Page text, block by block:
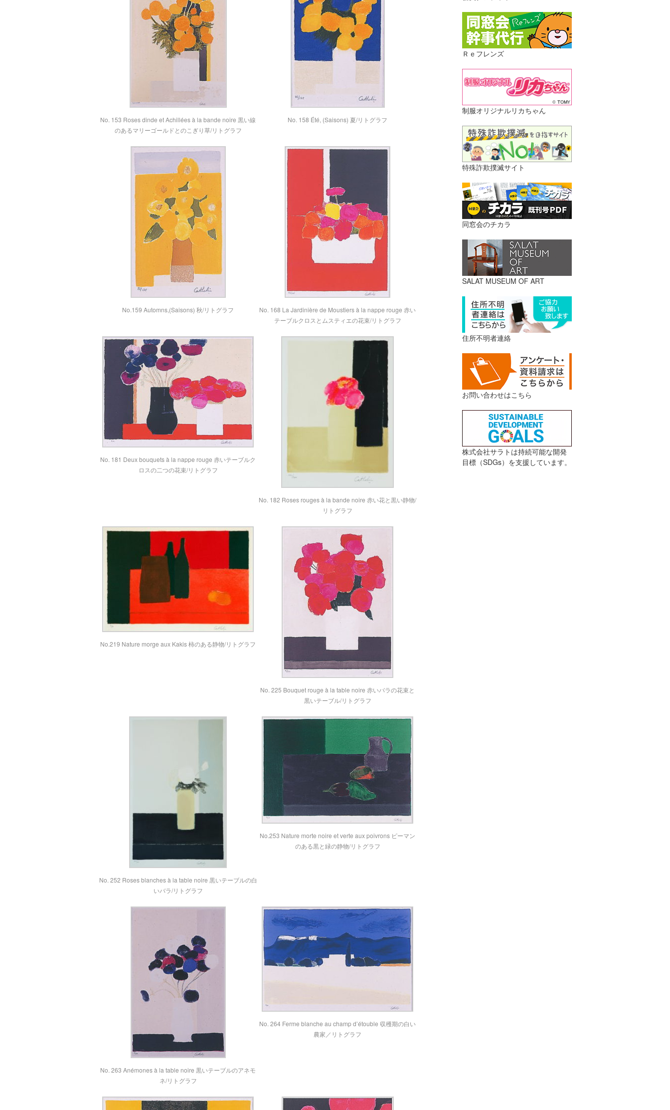
No. 153 Roses dinde et Achillées à la bande noire 黒い線
のあるマリーゴールドとのこぎり草/リトグラフ
No. 158 Été, (Saisons) 夏/リトグラフ
No.159 Automns,(Saisons) 秋/リトグラフ
No. 168 La Jardinière de Moustiers à la nappe rouge 赤い
テーブルクロスとムスティエの花束/リトグラフ
No. 181 Deux bouquets à la nappe rouge 赤いテーブルク
ロスの二つの花束/リトグラフ
No. 182 Roses rouges à la bande noire 赤い花と黒い静物/
リトグラフ
No.219 Nature morge aux Kakis 柿のある静物/リトグラフ
No. 225 Bouquet rouge à la table noire 赤いバラの花束と
黒いテーブル/リトグラフ
No. 252 Roses blanches à la table noire 黒いテーブルの白
いバラ/リトグラフ
No.253 Nature morte noire et verte aux poivrons ピーマン
のある黒と緑の静物/リトグラフ
No. 263 Anémones à la table noire 黒いテーブルのアネモ
ネ/リトグラフ
No. 264 Ferme blanche au champ d’étouble 収穫期の白い
農家／リトグラフ
Ｒｅフレンズ
制服オリジナルリカちゃん
特殊詐欺撲滅サイト
同窓会のチカラ
SALAT MUSEUM OF ART
住所不明者連絡
お問い合わせはこちら
株式会社サラトは持続可能な開発
目標（SDGs）を支援しています。